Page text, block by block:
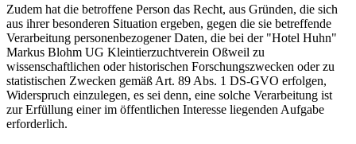
Zudem hat die betroffene Person das Recht, aus Gründen, die sich
aus ihrer besonderen Situation ergeben, gegen die sie betreffende
Verarbeitung personenbezogener Daten, die bei der "Hotel Huhn"
Markus Blohm UG Kleintierzuchtverein Oßweil zu
wissenschaftlichen oder historischen Forschungszwecken oder zu
statistischen Zwecken gemäß Art. 89 Abs. 1 DS-GVO erfolgen,
Widerspruch einzulegen, es sei denn, eine solche Verarbeitung ist
zur Erfüllung einer im öffentlichen Interesse liegenden Aufgabe
erforderlich.